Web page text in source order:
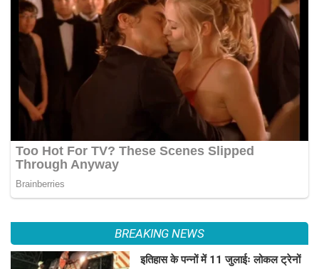
BREAKING NEWS
इतिहास के पन्नों में 11 जुलाईः लोकल ट्रेनों